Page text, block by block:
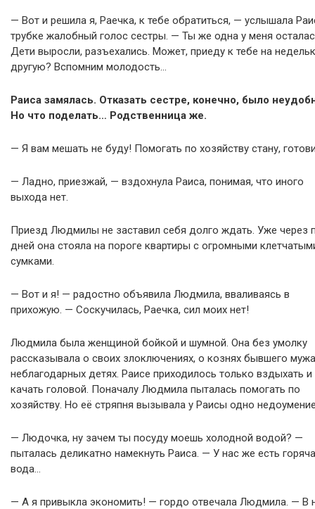
— Вот и решила я, Раечка, к тебе обратиться, — услышала
трубке жалобный голос сестры. — Ты же одна у меня
Дети выросли, разъехались. Может, приеду к тебе на
другую? Вспомним молодость…
Раиса замялась. Отказать сестре, конечно, было
Но что поделать… Родственница же.
— Я вам мешать не буду! Помогать по хозяйству стану,
— Ладно, приезжай, — вздохнула Раиса, понимая, что иного
выхода нет.
Приезд Людмилы не заставил себя долго ждать. Уже через
дней она стояла на пороге квартиры с огромными
сумками.
— Вот и я! — радостно объявила Людмила, вваливаясь в
прихожую. — Соскучилась, Раечка, сил моих нет!
Людмила была женщиной бойкой и шумной. Она без умолку
рассказывала о своих злоключениях, о кознях бывшего
неблагодарных детях. Раисе приходилось только вздыхать и
качать головой. Поначалу Людмила пыталась помогать по
хозяйству. Но её стряпня вызывала у Раисы одно
— Людочка, ну зачем ты посуду моешь холодной водой? —
пыталась деликатно намекнуть Раиса. — У нас же есть
вода…
— А я привыкла экономить! — гордо отвечала Людмила. — В